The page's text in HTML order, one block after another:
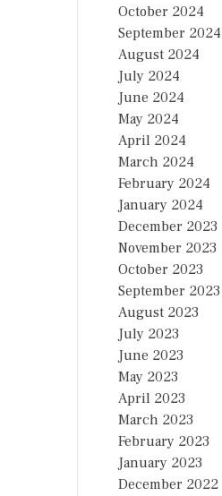
October 2024
September 2024
August 2024
July 2024
June 2024
May 2024
April 2024
March 2024
February 2024
January 2024
December 2023
November 2023
October 2023
September 2023
August 2023
July 2023
June 2023
May 2023
April 2023
March 2023
February 2023
January 2023
December 2022